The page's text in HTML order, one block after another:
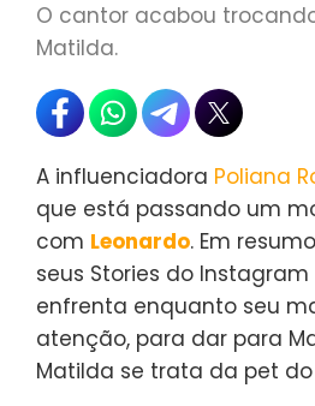
O cantor acabou
Matilda.
A influenciadora Poliana
que está passando um
com Leonardo. Em
seus Stories do
enfrenta enquanto seu
atenção, para dar para
Matilda se trata da pet